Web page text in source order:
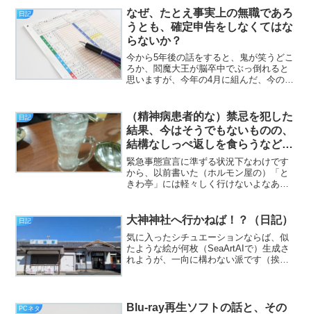
当たり前の真理を噛みしめる金曜日、皆
様いかがお過ごしで...
日記
なぜ、たとえ事実上の無職であろ
うとも、確定申告をしなくてはな
らないか？
今から5年後の話をすると、鬼が笑うどこ
ろか、閻魔大王が脳卒中でぶっ倒れると
思いますが、今年の4月に組んだ、今のマ
が、どうにかこうにか5年ぐらい持ってく
れたことを考える...
日記
（精神病患者的な）禁忌を犯した
結果、今はそうでもないものの、
結構なしっぺ返しを食らうなど。
（日記）
緊急事態宣言に準ずる状況下なわけです
から、以前書いた（ホルモン屋の）「と
きわ亭」には軽々しく行けないよなあと
頭に（うっかり）申し込んだPiTaPaにつ
いてなんか封書が来...
日記 大神神社へ行かねば！？（日記）
気に入ったシチュエーションならば、似
たような絵が何枚（SeaArtAIで）生成さ
れようが、一向に構わない派です（挨
とに気付いた火曜日...
PCネタ
Blu-ray再生ソフトの話と、その